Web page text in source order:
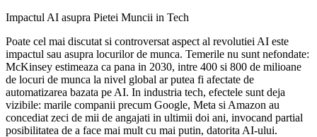
Impactul AI asupra Pietei Muncii in Tech
Poate cel mai discutat si controversat aspect al revolutiei AI este
impactul sau asupra locurilor de munca. Temerile nu sunt nefondate:
McKinsey estimeaza ca pana in 2030, intre 400 si 800 de milioane
de locuri de munca la nivel global ar putea fi afectate de
automatizarea bazata pe AI. In industria tech, efectele sunt deja
vizibile: marile companii precum Google, Meta si Amazon au
concediat zeci de mii de angajati in ultimii doi ani, invocand partial
posibilitatea de a face mai mult cu mai putin, datorita AI-ului.